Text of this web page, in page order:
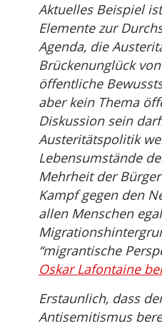
Aktuelles Beispiel
Elemente zur
Agenda, die
Brückenunglück
öffentliche
aber kein Thema
Diskussion sein
Austeritätspolitik
Lebensumstände
Mehrheit der
Kampf gegen den
allen Menschen
“migrantische
Oskar Lafontaine
Erstaunlich, dass
Antisemitismus